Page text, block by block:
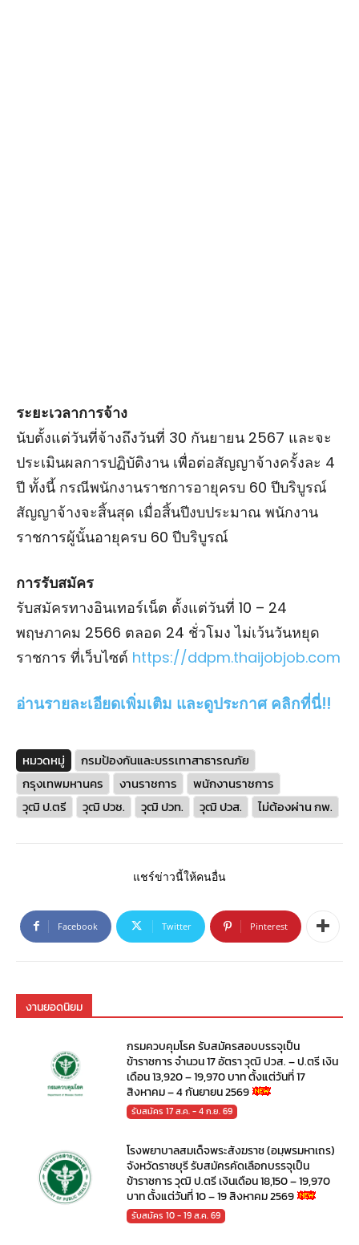
ระยะเวลาการจ้าง
นับตั้งแต่วันที่จ้างถึงวันที่ 30 กันยายน 2567 และจะ
ประเมินผลการปฏิบัติงาน เพื่อต่อสัญญาจ้างครั้งละ 4
ปี ทั้งนี้ กรณีพนักงานราชการอายุครบ 60 ปีบริบูรณ์
สัญญาจ้างจะสิ้นสุด เมื่อสิ้นปีงบประมาณ พนักงาน
ราชการผู้นั้นอายุครบ 60 ปีบริบูรณ์
การรับสมัคร
รับสมัครทางอินเทอร์เน็ต ตั้งแต่วันที่ 10 – 24
พฤษภาคม 2566 ตลอด 24 ชั่วโมง ไม่เว้นวันหยุด
ราชการ ที่เว็บไซต์ https://ddpm.thaijobjob.com
อ่านรายละเอียดเพิ่มเติม และดูประกาศ คลิกที่นี่!!
หมวดหมู่
กรมป้องกันและบรรเทาสาธารณภัย
กรุงเทพมหานคร
งานราชการ
พนักงานราชการ
วุฒิ ป.ตรี
วุฒิ ปวช. วุฒิ ปวท. วุฒิ ปวส. ไม่ต้องผ่าน กพ.
แชร์ข่าวนี้ให้คนอื่น
Facebook Twitter Pinterest
งานยอดนิยม
กรมควบคุมโรค รับสมัครสอบบรรจุเป็น
ข้าราชการ จำนวน 17 อัตรา วุฒิ ปวส. – ป.ตรี เงิน
เดือน 13,920 – 19,970 บาท ตั้งแต่วันที่ 17
สิงหาคม – 4 กันยายน 2569
รับสมัคร 17 ส.ค. - 4 ก.ย. 69
โรงพยาบาลสมเด็จพระสังฆราช (อมฺพรมหาเถร)
จังหวัดราชบุรี รับสมัครคัดเลือกบรรจุเป็น
ข้าราชการ วุฒิ ป.ตรี เงินเดือน 18,150 – 19,970
บาท ตั้งแต่วันที่ 10 – 19 สิงหาคม 2569
รับสมัคร 10 - 19 ส.ค. 69